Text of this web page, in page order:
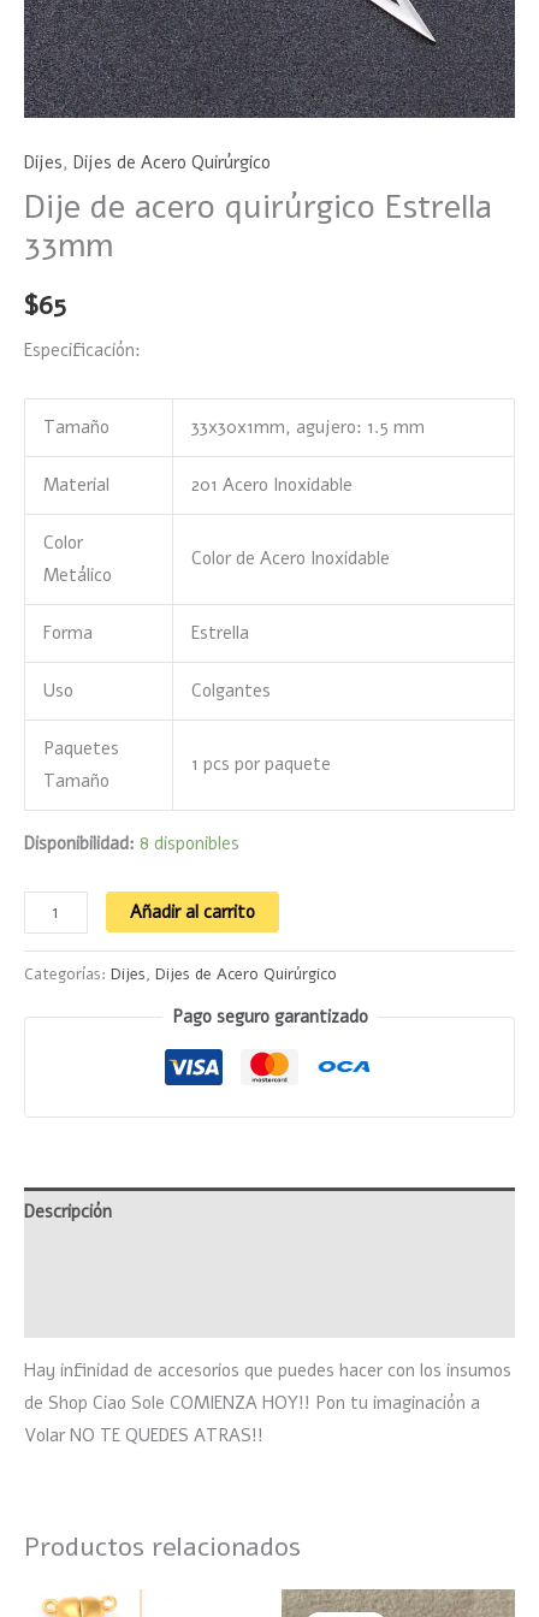
Dijes, Dijes de Acero Quirúrgico
Dije de acero quirúrgico Estrella
33mm
$65
Especificación:
Tamaño 33x30x1mm, agujero: 1.5 mm
Material 201 Acero Inoxidable
Color
Metálico
Color de Acero Inoxidable
Forma Estrella
Uso Colgantes
Paquetes
Tamaño
1 pcs por paquete
Disponibilidad: 8 disponibles
Añadir al carrito
Categorías: Dijes, Dijes de Acero Quirúrgico
Pago seguro garantizado
Descripción
Hay infinidad de accesorios que puedes hacer con los insumos
de Shop Ciao Sole COMIENZA HOY!! Pon tu imaginación a
Volar NO TE QUEDES ATRAS!!
Productos relacionados
Rango
El
El
Este